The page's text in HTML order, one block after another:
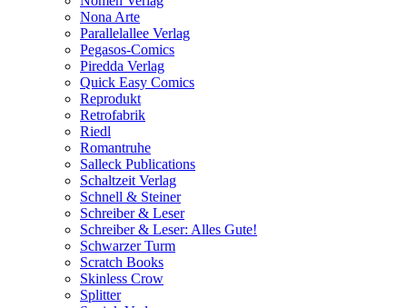
Nona Arte
Parallelallee Verlag
Pegasos-Comics
Piredda Verlag
Quick Easy Comics
Reprodukt
Retrofabrik
Riedl
Romantruhe
Salleck Publications
Schaltzeit Verlag
Schnell & Steiner
Schreiber & Leser
Schreiber & Leser: Alles Gute!
Schwarzer Turm
Scratch Books
Skinless Crow
Splitter